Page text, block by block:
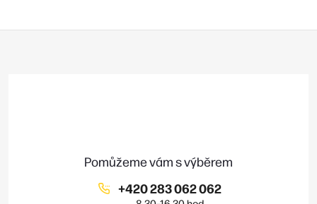
+420 283 062 062